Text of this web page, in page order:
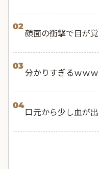
02
顔面の衝撃で目が
03
分かりすぎるｗｗｗ
04
口元から少し血が